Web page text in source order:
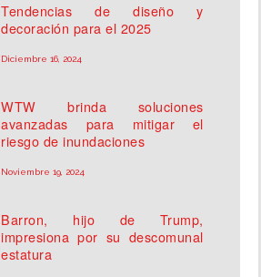
Tendencias de diseño y
decoración para el 2025
Diciembre 16, 2024
WTW brinda soluciones
avanzadas para mitigar el
riesgo de inundaciones
Noviembre 19, 2024
Barron, hijo de Trump,
impresiona por su descomunal
estatura